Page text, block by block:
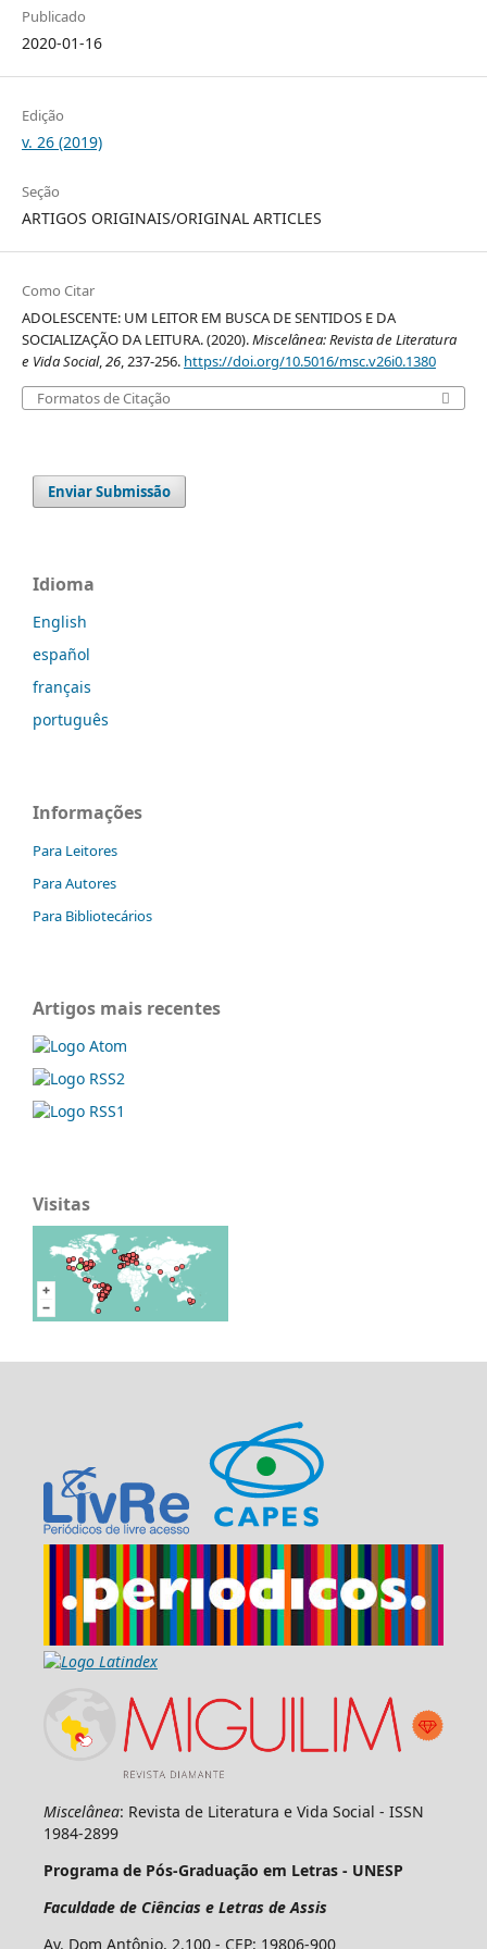
Publicado
2020-01-16
Edição
v. 26 (2019)
Seção
ARTIGOS ORIGINAIS/ORIGINAL ARTICLES
Como Citar
ADOLESCENTE: UM LEITOR EM BUSCA DE SENTIDOS E DA
SOCIALIZAÇÃO DA LEITURA. (2020).Miscelânea: Revista de Literatura
e Vida Social,26, 237-256. https://doi.org/10.5016/msc.v26i0.1380
Formatos de Citação
Enviar Submissão
Idioma
English
español
français
português
Informações
Para Leitores
Para Autores
Para Bibliotecários
Artigos mais recentes
Visitas
Miscelânea: Revista de Literatura e Vida Social - ISSN
1984-2899
Programa de Pós-Graduação em Letras - UNESP
Faculdade de Ciências e Letras de Assis
Av. Dom Antônio, 2.100 - CEP: 19806-900